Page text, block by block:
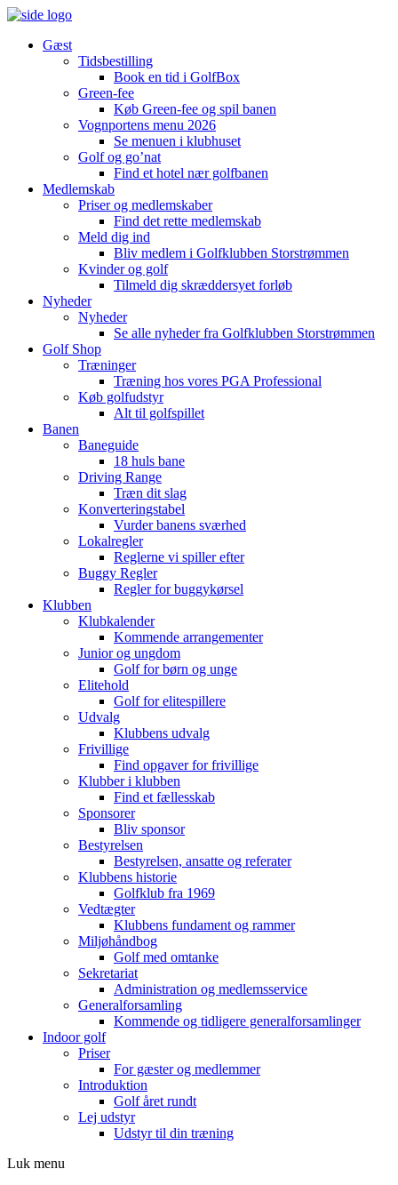
Gæst
Tidsbestilling
Book en tid i GolfBox
Green-fee
Køb Green-fee og spil banen
Vognportens menu 2026
Se menuen i klubhuset
Golf og go’nat
Find et hotel nær golfbanen
Medlemskab
Priser og medlemskaber
Find det rette medlemskab
Meld dig ind
Bliv medlem i Golfklubben Storstrømmen
Kvinder og golf
Tilmeld dig skræddersyet forløb
Nyheder
Nyheder
Se alle nyheder fra Golfklubben Storstrømmen
Golf Shop
Træninger
Træning hos vores PGA Professional
Køb golfudstyr
Alt til golfspillet
Banen
Baneguide
18 huls bane
Driving Range
Træn dit slag
Konverteringstabel
Vurder banens sværhed
Lokalregler
Reglerne vi spiller efter
Buggy Regler
Regler for buggykørsel
Klubben
Klubkalender
Kommende arrangementer
Junior og ungdom
Golf for børn og unge
Elitehold
Golf for elitespillere
Udvalg
Klubbens udvalg
Frivillige
Find opgaver for frivillige
Klubber i klubben
Find et fællesskab
Sponsorer
Bliv sponsor
Bestyrelsen
Bestyrelsen, ansatte og referater
Klubbens historie
Golfklub fra 1969
Vedtægter
Klubbens fundament og rammer
Miljøhåndbog
Golf med omtanke
Sekretariat
Administration og medlemsservice
Generalforsamling
Kommende og tidligere generalforsamlinger
Indoor golf
Priser
For gæster og medlemmer
Introduktion
Golf året rundt
Lej udstyr
Udstyr til din træning
Luk menu